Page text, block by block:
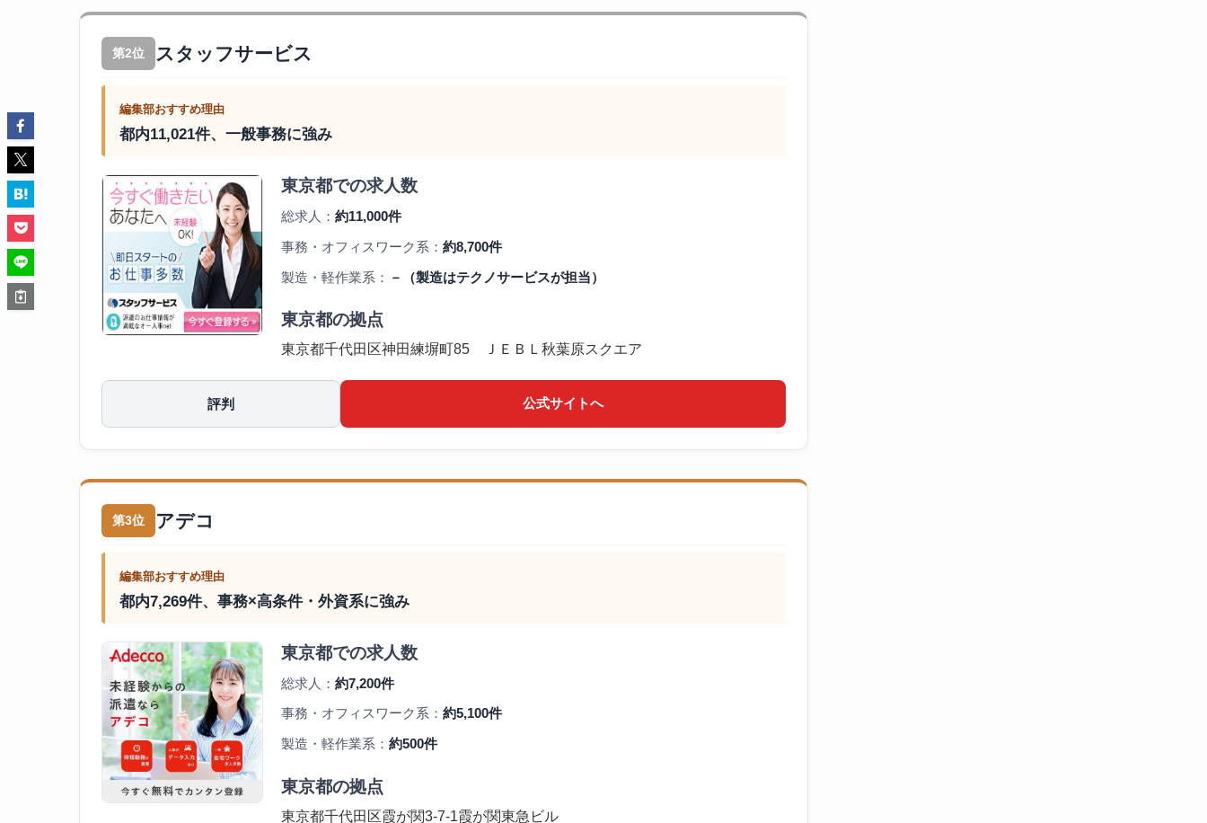
第2位 スタッフサービス
編集部おすすめ理由
都内11,021件、一般事務に強み
東京都での求人数
総求人： 約11,000件
事務・オフィスワーク系： 約8,700件
製造・軽作業系： －（製造はテクノサービスが担当）
東京都の拠点
東京都千代田区神田練塀町85 ＪＥＢＬ秋葉原スクエア
評判 公式サイトへ
第3位 アデコ
編集部おすすめ理由
都内7,269件、事務×高条件・外資系に強み
東京都での求人数
総求人： 約7,200件
事務・オフィスワーク系： 約5,100件
製造・軽作業系： 約500件
東京都の拠点
東京都千代田区霞が関3-7-1霞が関東急ビル